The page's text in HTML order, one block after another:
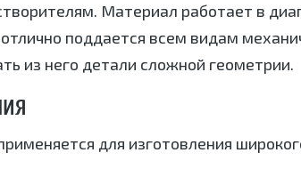
Материал работает в
поддается всем видам
из него детали сложной геометрии.
для изготовления